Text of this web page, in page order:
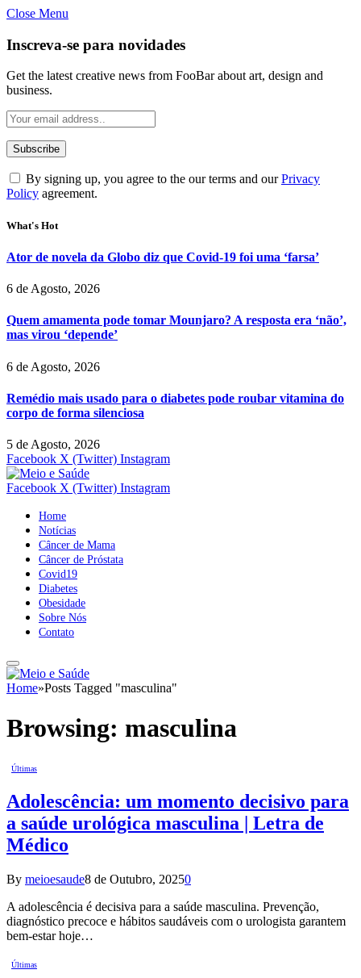
Close Menu
Inscreva-se para novidades
Get the latest creative news from FooBar about art, design and
business.
By signing up, you agree to the our terms and ourPrivacy
Policy agreement.
What's Hot
Ator de novela da Globo diz que Covid-19 foi uma ‘farsa’
6 de Agosto, 2026
Quem amamenta pode tomar Mounjaro? A resposta era ‘não’,
mas virou ‘depende’
6 de Agosto, 2026
Remédio mais usado para o diabetes pode roubar vitamina do
corpo de forma silenciosa
5 de Agosto, 2026
Facebook X (Twitter) Instagram
Facebook X (Twitter) Instagram
Home
Notícias
Câncer de Mama
Câncer de Próstata
Covid19
Diabetes
Obesidade
Sobre Nós
Contato
Home»Posts Tagged "masculina"
Browsing: masculina
Últimas
Adolescência: um momento decisivo para
a saúde urológica masculina | Letra de
Médico
By meioesaude8 de Outubro, 20250
A adolescência é decisiva para a saúde masculina. Prevenção,
diagnóstico precoce e hábitos saudáveis com o urologista garantem
bem-estar hoje…
Últimas